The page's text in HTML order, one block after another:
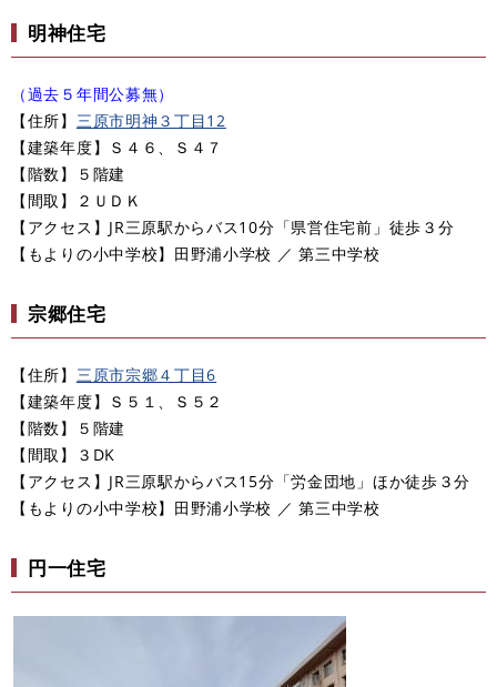
明神住宅
（過去５年間公募無）
【住所】 三原市明神３丁目12​
【建築年度】Ｓ４６、Ｓ４７
【階数】５階建
【間取】２ＵＤＫ
【アクセス】JR三原駅からバス10分「県営住宅前」徒歩３分
​【もよりの小中学校】田野浦小学校 ／ 第三中学校
宗郷住宅
【住所】 三原市宗郷４丁目6​
【建築年度】Ｓ５１、Ｓ５２
【階数】５階建
【間取】３DK
【アクセス】JR三原駅からバス15分「労金団地」ほか徒歩３分
​【もよりの小中学校】田野浦小学校 ／ 第三中学校
円一住宅